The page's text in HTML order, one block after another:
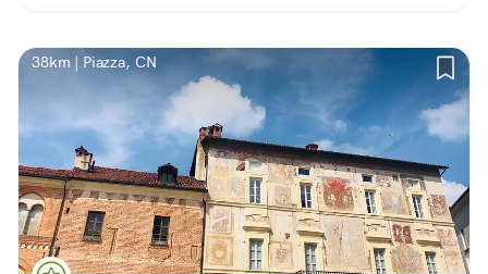
38km | Piazza, CN